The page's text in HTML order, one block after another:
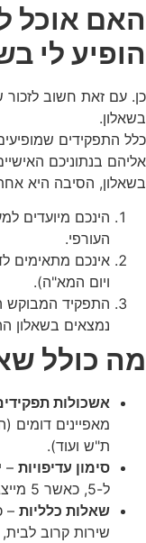
האם אוכל
הופיע לי
כן. עם זאת חשוב
בשאלון.
כלל התפקידים
אליהם בנתוניכם
בשאלון, הסיבה היא
הינכם מיועדים
העורפי.
אינכם מתאימים
ויום המא"ה).
התפקיד המבוקש
נמצאים בשאלון
מה כולל
אשכולות
מאפיינים דומים
ת"ש ועוד).
סימון עדיפויות
ל-5, כאשר 5 מייצג את הרצון הגבוה ביותר.
שאלות כלליות –
שירות קרוב